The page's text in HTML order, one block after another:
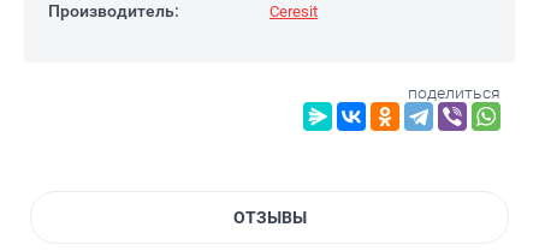
Производитель: Ceresit
поделиться
ОТЗЫВЫ